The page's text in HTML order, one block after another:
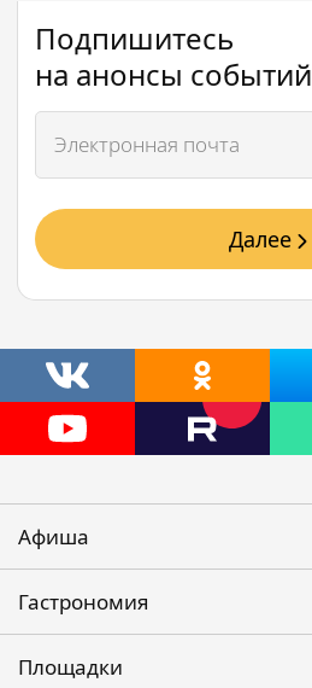
Подпишитесь
на анонсы событий
Далее
Афиша
Гастрономия
Площадки